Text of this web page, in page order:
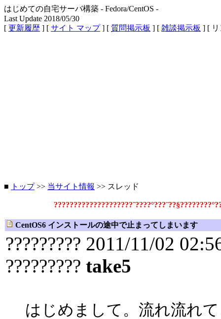
はじめての自宅サーバ構築 - Fedora/CentOS -
Last Update 2018/05/30
[ 更新履歴 ] [ サイト マップ] [ 質問掲示板 ] [ 雑談掲示板 ] [
■ トップ>> 当サイト情報 >> スレッド
CentOS6 インストールの途中で止まってしまいます
????????? 2011/11/02
????????? take5
はじめまして。流れ流れ